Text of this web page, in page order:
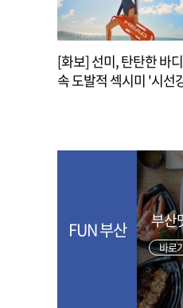
[화보] 선미, 탄탄한 바
속 도발적 섹시미 '시선
FUN 부산 부산
바로